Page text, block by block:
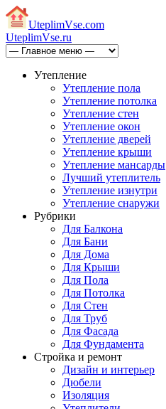
UteplimVse.com
UteplimVse.ru
Утепление
Утепление пола
Утепление потолка
Утепление стен
Утепление окон
Утепление дверей
Утепление крыши
Утепление мансарды
Лучший утеплитель
Утепление изнутри
Утепление снаружи
Рубрики
Для Балкона
Для Бани
Для Дома
Для Крыши
Для Пола
Для Потолка
Для Стен
Для Труб
Для Фасада
Для Фундамента
Стройка и ремонт
Дизайн и интерьер
Дюбели
Изоляция